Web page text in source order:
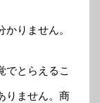
りません。
でとらえるこ
りません。商